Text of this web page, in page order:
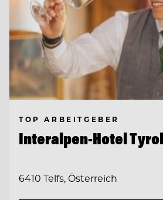
TOP ARBEITGEBER
Interalpen-Hotel Tyrol
6410 Telfs, Österreich